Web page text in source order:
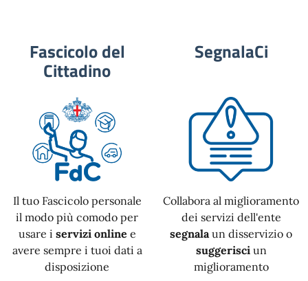
Fascicolo del
Cittadino
Il tuo Fascicolo personale
il modo più comodo per
usare i servizi online e
avere sempre i tuoi dati a
disposizione
SegnalaCi
Collabora al miglioramento
dei servizi dell'ente
segnala un disservizio o
suggerisciun
miglioramento